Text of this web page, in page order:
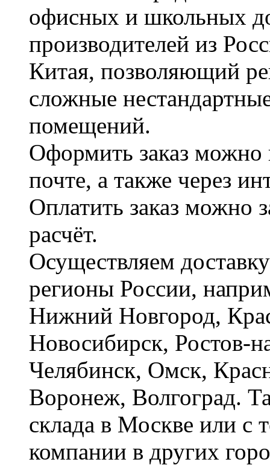
офисных и школьных
производителей из
Китая, позволяющий
сложные
помещений.
Оформить заказ можно
почте, а также через
Оплатить заказ можно
расчёт.
Осуществляем
регионы России,
Нижний Новгород,
Новосибирск, Ростов-
Челябинск, Омск,
Воронеж, Волгоград.
склада в Москве или с
компании в других